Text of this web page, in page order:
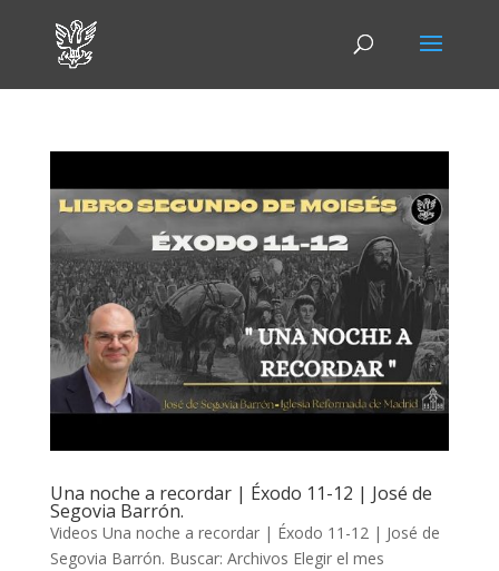
Una noche a recordar | Éxodo 11-12 | José de
Segovia Barrón.
Videos Una noche a recordar | Éxodo 11-12 | José de
Segovia Barrón. Buscar: Archivos Elegir el mes